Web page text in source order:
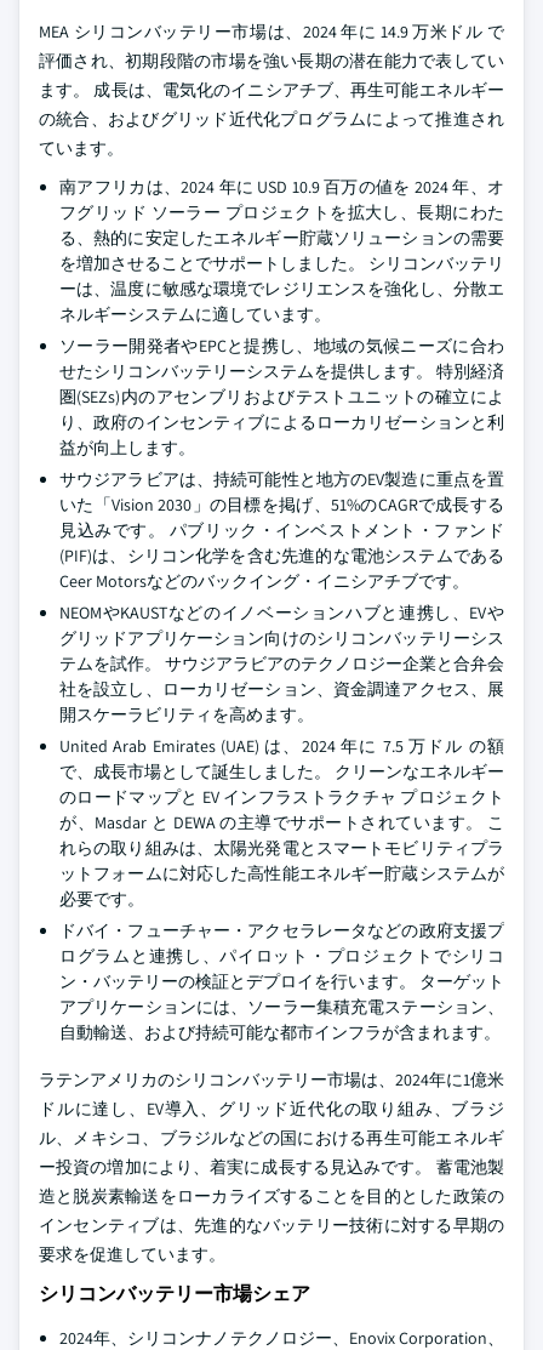
MEA シリコンバッテリー市場は、2024 年に 14.9 万米ドル で
評価され、初期段階の市場を強い長期の潜在能力で表してい
ます。 成長は、電気化のイニシアチブ、再生可能エネルギー
の統合、およびグリッド近代化プログラムによって推進され
ています。
南アフリカは、2024 年に USD 10.9 百万の値を 2024 年、オ
フグリッド ソーラー プロジェクトを拡大し、長期にわた
る、熱的に安定したエネルギー貯蔵ソリューションの需要
を増加させることでサポートしました。 シリコンバッテリ
ーは、温度に敏感な環境でレジリエンスを強化し、分散エ
ネルギーシステムに適しています。
ソーラー開発者やEPCと提携し、地域の気候ニーズに合わ
せたシリコンバッテリーシステムを提供します。 特別経済
圏(SEZs)内のアセンブリおよびテストユニットの確立によ
り、政府のインセンティブによるローカリゼーションと利
益が向上します。
サウジアラビアは、持続可能性と地方のEV製造に重点を置
いた「Vision 2030」の目標を掲げ、51%のCAGRで成長する
見込みです。 パブリック・インベストメント・ファンド
(PIF)は、シリコン化学を含む先進的な電池システムである
Ceer Motorsなどのバックイング・イニシアチブです。
NEOMやKAUSTなどのイノベーションハブと連携し、EVや
グリッドアプリケーション向けのシリコンバッテリーシス
テムを試作。 サウジアラビアのテクノロジー企業と合弁会
社を設立し、ローカリゼーション、資金調達アクセス、展
開スケーラビリティを高めます。
United Arab Emirates (UAE) は、2024 年に 7.5 万ドル の額
で、成長市場として誕生しました。 クリーンなエネルギー
のロードマップと EV インフラストラクチャ プロジェクト
が、Masdar と DEWA の主導でサポートされています。 こ
れらの取り組みは、太陽光発電とスマートモビリティプラ
ットフォームに対応した高性能エネルギー貯蔵システムが
必要です。
ドバイ・フューチャー・アクセラレータなどの政府支援プ
ログラムと連携し、パイロット・プロジェクトでシリコ
ン・バッテリーの検証とデプロイを行います。 ターゲット
アプリケーションには、ソーラー集積充電ステーション、
自動輸送、および持続可能な都市インフラが含まれます。
ラテンアメリカのシリコンバッテリー市場は、2024年に1億米
ドルに達し、EV導入、グリッド近代化の取り組み、ブラジ
ル、メキシコ、ブラジルなどの国における再生可能エネルギ
ー投資の増加により、着実に成長する見込みです。 蓄電池製
造と脱炭素輸送をローカライズすることを目的とした政策の
インセンティブは、先進的なバッテリー技術に対する早期の
要求を促進しています。
シリコンバッテリー市場シェア
2024年、シリコンナノテクノロジー、Enovix Corporation、